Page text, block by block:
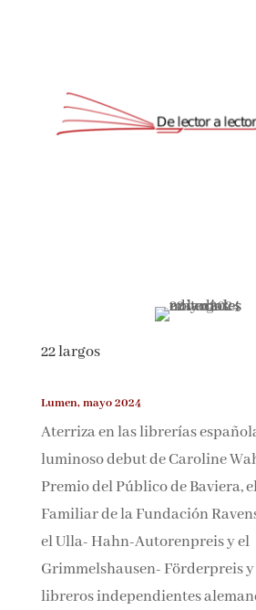
22 largos
Lumen, mayo 2024
Aterriza en las librerías
luminoso debut de Caroline
del Premio del Público de
Novela Familiar de la
Verlag, el Ulla- Hahn-
Grimmelshausen- Förderpreis
los libreros independientes
Suscríbete
Únete a nuestra comunidad de
Nombre*
Email*
Por favor, acepta los
de privacidad